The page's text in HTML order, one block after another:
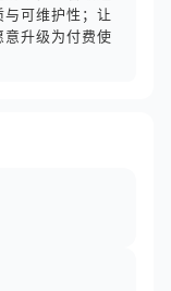
可维护性；让
升级为付费使